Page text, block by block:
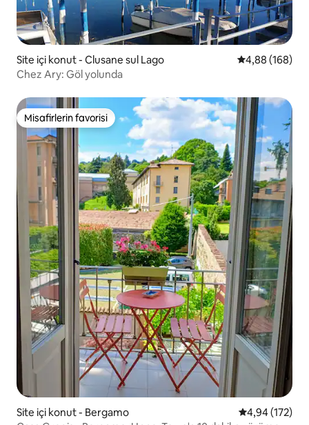
Site içi konut - Clusane sul Lago 5 üzerinden
4,88 (168)
Chez Ary: Göl yolunda
Misafirlerin favorisi
Misafirlerin favorisi
Site içi konut - Bergamo 5 üzerinden
4,94 (172)